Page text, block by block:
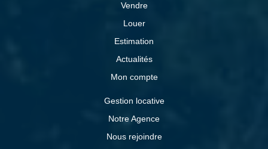
Vendre
Louer
Estimation
Actualités
Mon compte
Gestion locative
Notre Agence
Nous rejoindre